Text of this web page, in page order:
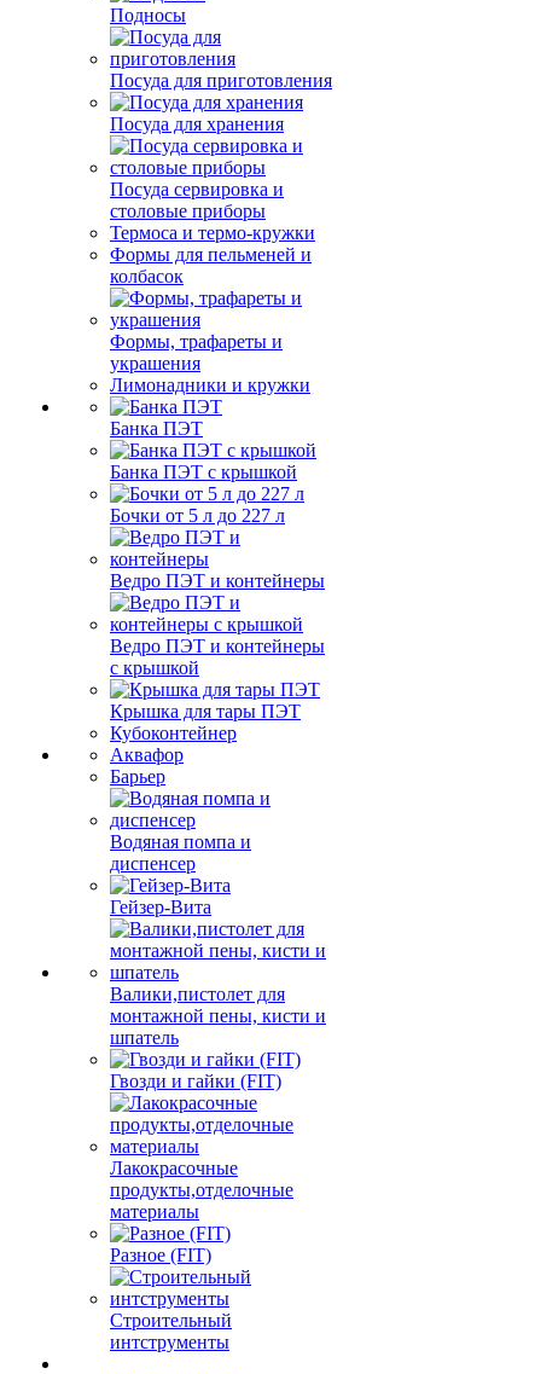
Подносы
Посуда для приготовления
Посуда для хранения
Посуда сервировка и
столовые приборы
Термоса и термо-кружки
Формы для пельменей и
колбасок
Формы, трафареты и
украшения
Лимонадники и кружки
Банка ПЭТ
Банка ПЭТ с крышкой
Бочки от 5 л до 227 л
Ведро ПЭТ и контейнеры
Ведро ПЭТ и контейнеры
с крышкой
Крышка для тары ПЭТ
Кубоконтейнер
Аквафор
Барьер
Водяная помпа и
диспенсер
Гейзер-Вита
Валики,пистолет для
монтажной пены, кисти и
шпатель
Гвозди и гайки (FIT)
Лакокрасочные
продукты,отделочные
материалы
Разное (FIT)
Строительный
интструменты